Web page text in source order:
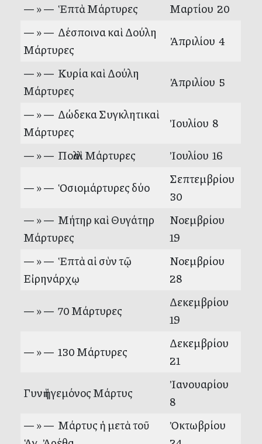
— » — Ἑπτὰ Μάρτυρες
Μαρτίου 20
— » — Δέσποινα καὶ Δούλη
Μάρτυρες
Ἀπριλίου 4
— » — Κυρία καὶ Δούλη
Μάρτυρες
Ἀπριλίου 5
— » — Δώδεκα Συγκλητικαὶ
Μάρτυρες
Ἰουλίου 8
— » — Πολλαὶ Μάρτυρες Ἰουλίου 16
— » — Ὁσιομάρτυρες δύο
Σεπτεμβρίου
30
— » — Μήτηρ καὶ Θυγάτηρ
Μάρτυρες
Νοεμβρίου
19
— » — Ἑπτὰ αἱ σὺν τῷ
Εἰρηνάρχῳ
Νοεμβρίου
28
— » — 70 Μάρτυρες
Δεκεμβρίου
19
— » — 130 Μάρτυρες
Δεκεμβρίου
21
Γυνὴ ἡγεμόνος Μάρτυς
Ἰανουαρίου
8
— » — Μάρτυς ἡ μετὰ τοῦ
Ὀκτωβρίου